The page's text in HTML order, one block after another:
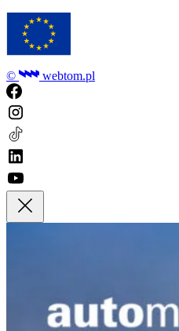
© webtom.pl